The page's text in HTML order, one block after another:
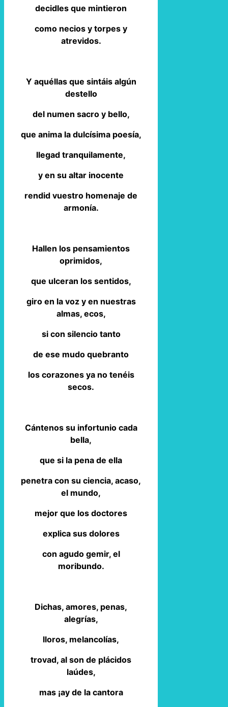
decidles que mintieron
como necios y torpes y
atrevidos.
Y aquéllas que sintáis algún
destello
del numen sacro y bello,
que anima la dulcísima poesía,
llegad tranquilamente,
y en su altar inocente
rendid vuestro homenaje de
armonía.
Hallen los pensamientos
oprimidos,
que ulceran los sentidos,
giro en la voz y en nuestras
almas, ecos,
si con silencio tanto
de ese mudo quebranto
los corazones ya no tenéis
secos.
Cántenos su infortunio cada
bella,
que si la pena de ella
penetra con su ciencia, acaso,
el mundo,
mejor que los doctores
explica sus dolores
con agudo gemir, el
moribundo.
Dichas, amores, penas,
alegrías,
lloros, melancolías,
trovad, al son de plácidos
laúdes,
mas ¡ay de la cantora